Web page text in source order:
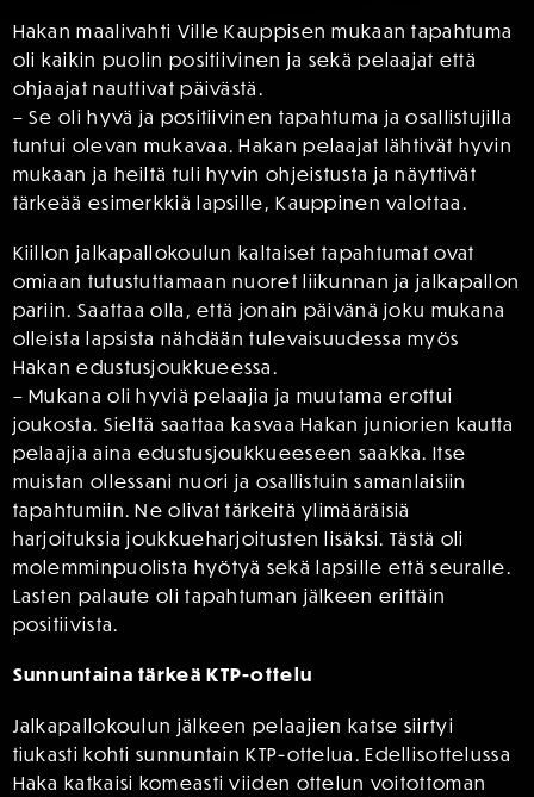
Hakan maalivahti Ville Kauppisen mukaan tapahtuma
oli kaikin puolin positiivinen ja sekä pelaajat että
ohjaajat nauttivat päivästä.
– Se oli hyvä ja positiivinen tapahtuma ja osallistujilla
tuntui olevan mukavaa. Hakan pelaajat lähtivät hyvin
mukaan ja heiltä tuli hyvin ohjeistusta ja näyttivät
tärkeää esimerkkiä lapsille, Kauppinen valottaa.
Kiillon jalkapallokoulun kaltaiset tapahtumat ovat
omiaan tutustuttamaan nuoret liikunnan ja jalkapallon
pariin. Saattaa olla, että jonain päivänä joku mukana
olleista lapsista nähdään tulevaisuudessa myös
Hakan edustusjoukkueessa.
– Mukana oli hyviä pelaajia ja muutama erottui
joukosta. Sieltä saattaa kasvaa Hakan juniorien kautta
pelaajia aina edustusjoukkueeseen saakka. Itse
muistan ollessani nuori ja osallistuin samanlaisiin
tapahtumiin. Ne olivat tärkeitä ylimääräisiä
harjoituksia joukkueharjoitusten lisäksi. Tästä oli
molemminpuolista hyötyä sekä lapsille että seuralle.
Lasten palaute oli tapahtuman jälkeen erittäin
positiivista.
Sunnuntaina tärkeä KTP-ottelu
Jalkapallokoulun jälkeen pelaajien katse siirtyi
tiukasti kohti sunnuntain KTP-ottelua. Edellisottelussa
Haka katkaisi komeasti viiden ottelun voitottoman